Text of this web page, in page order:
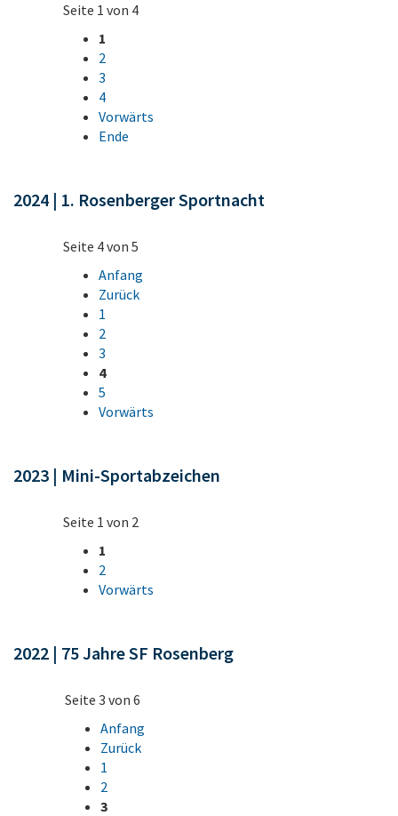
Seite 1 von 4
1
2
3
4
Vorwärts
Ende
2024 | 1. Rosenberger Sportnacht
Seite 4 von 5
Anfang
Zurück
1
2
3
4
5
Vorwärts
2023 | Mini-Sportabzeichen
Seite 1 von 2
1
2
Vorwärts
2022 | 75 Jahre SF Rosenberg
Seite 3 von 6
Anfang
Zurück
1
2
3